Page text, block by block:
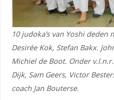
10 judoka’s van Yoshi
Desirée Kok, Stefan Bakx.
Michiel de Boot. Onder
Dijk, Sam Geers, Victor
coach Jan Bouterse.